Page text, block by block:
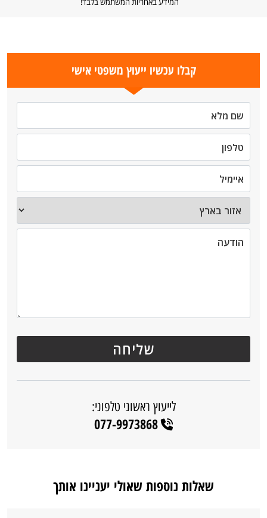
קבלו עכשיו ייעוץ משפטי אישי
לייעוץ ראשוני טלפוני:
077-9973868
שאלות נוספות שאולי יעניינו אותך